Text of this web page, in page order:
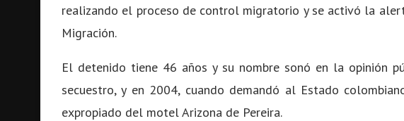
realizando el proceso de control migratorio y se activó la
Migración.
El detenido tiene 46 años y su nombre sonó en la opinión
secuestro, y en 2004, cuando demandó al Estado
expropiado del motel Arizona de Pereira.